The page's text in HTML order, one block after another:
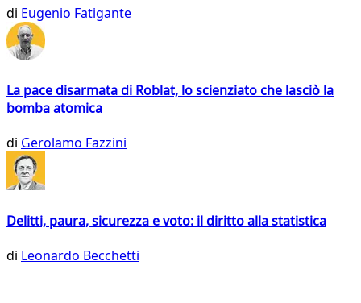
di Eugenio Fatigante
La pace disarmata di Roblat, lo scienziato che lasciò la
bomba atomica
di Gerolamo Fazzini
Delitti, paura, sicurezza e voto: il diritto alla statistica
di Leonardo Becchetti